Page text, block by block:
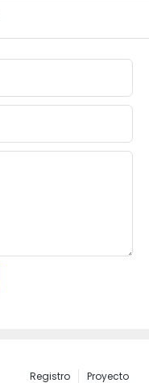
Proyecto
Registro